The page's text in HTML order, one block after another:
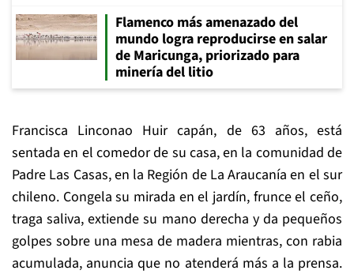
Flamenco más amenazado del
mundo logra reproducirse en salar
de Maricunga, priorizado para
minería del litio
Francisca Linconao Huir capán, de 63 años, está
sentada en el comedor de su casa, en la comunidad de
Padre Las Casas, en la Región de La Araucanía en el sur
chileno. Congela su mirada en el jardín, frunce el ceño,
traga saliva, extiende su mano derecha y da pequeños
golpes sobre una mesa de madera mientras, con rabia
acumulada, anuncia que no atenderá más a la prensa.